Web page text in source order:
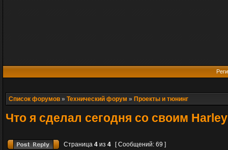
Список форумов » Технический форум » Проекты и тюнинг
Что я сделал сегодня со своим
Страница 4 из 4
[ Сообщений: 69 ]